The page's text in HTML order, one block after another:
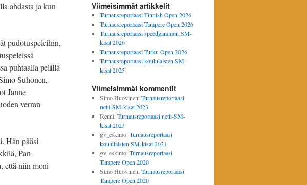
ahdasta ja kun
pudotuspeleihin,
puhtaalla pelillä
Suhonen,
Janne
verran
Hän pääsi
Pan
että niin moni
Viimeisimmät artikkelit
Turnausreportaasi Finnish Open 2026
Turnausreportaasi Tampere Open 2026
Turnausreportaasi speedgammon SM-
kisat 2026
Turnausreportaasi Turku Open 2026
Turnausreportaasi koululaisten SM-
kisat 2025
Viimeisimmät kommentit
Simo Huovinen:Turnausreportaasi
netti-SM-kisat 2023
Renni:Turnausreportaasi netti-SM-
kisat 2023
gv_eskimo:Turnausreportaasi
koululaisten SM-kisat 2021
gv_eskimo:Turnausreportaasi
Tampere Open 2020
Simo Huovinen:Turnausreportaasi
Tampere Open 2020